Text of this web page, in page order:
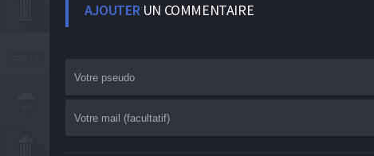
AJOUTERUN COMMENTAIRE